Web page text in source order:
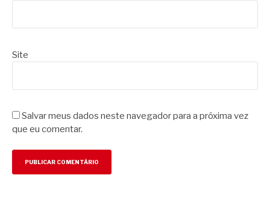
Site
Salvar meus dados neste navegador para a próxima vez
que eu comentar.